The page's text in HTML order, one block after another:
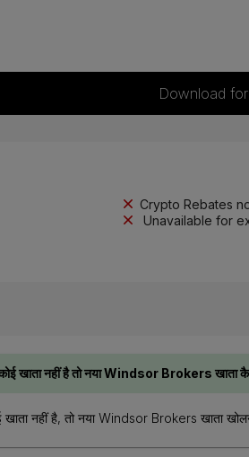
Download
Crypto Rebates
Unavailable for
कोई खाता नहीं है तो नया Windsor Brokers खाता
खाता नहीं है, तो नया Windsor Brokers खाता